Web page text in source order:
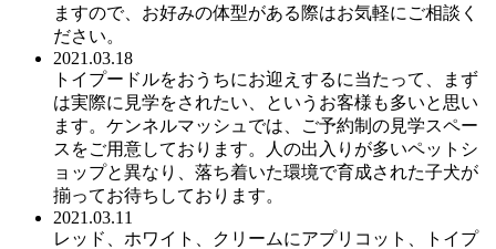
ますので、お好みの体型がある際はお気軽にご相談く
ださい。
2021.03.18
トイプードルをおうちにお迎えするに当たって、まず
は実際に見学をされたい、というお客様も多いと思い
ます。ケンネルマッシュでは、ご予約制の見学スペー
スをご用意しております。人の出入りが多いペットシ
ョップと異なり、落ち着いた環境で育成された子犬が
揃ってお待ちしております。
2021.03.11
レッド、ホワイト、クリームにアプリコット、トイプ